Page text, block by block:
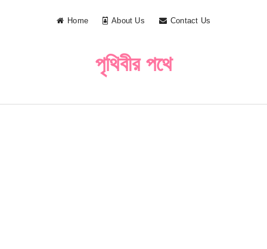
Home About Us Contact Us
পৃথিবীর পথে